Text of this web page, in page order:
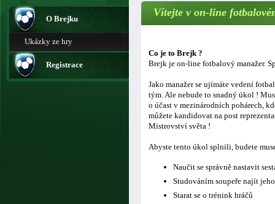
O Brejku
Ukázky ze hry
Registrace
Vítejte v on-line
Co je to Brejk ?
Brejk je on-line fotbalový manažer.
Jako manažer se ujímáte vedení
tým. Ale nebude to snadný úkol !
o účast v mezinárodních pohárech,
můžete kandidovat na post
Mistrovství světa !
Abyste tento úkol splnili, budete
Naučit se správně nastavit
Studováním soupeře najít
Starat se o trénink hráčů